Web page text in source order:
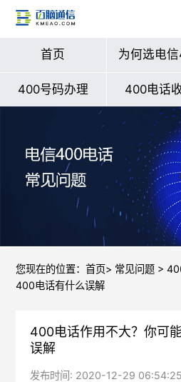
首页 为何选电
400号码办理 400电话
您现在的位置： 首页> 常见问题>
400电话有什么误解
400电话作用不大？你可
误解
发布时间: 2020-12-29